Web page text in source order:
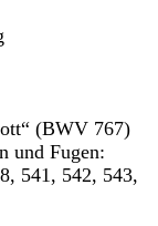
(BWV 767)
und Fugen:
541, 542, 543,